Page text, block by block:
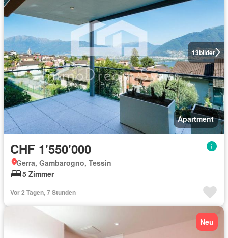
13bilder
Apartment
CHF 1'550'000
Gerra, Gambarogno, Tessin
5 Zimmer
Vor 2 Tagen, 7 Stunden
Neu